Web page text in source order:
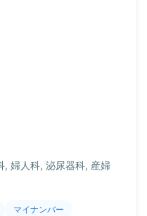
, 婦人科, 泌尿器科, 産婦
マイナンバー